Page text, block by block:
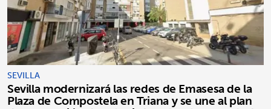
SEVILLA
Sevilla modernizará las redes de Emasesa de la
Plaza de Compostela en Triana y se une al plan